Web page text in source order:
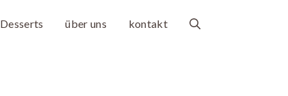
Desserts über uns kontakt